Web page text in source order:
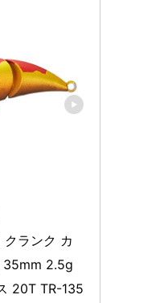
ランク カ
35mm 2.5g
20T TR-135